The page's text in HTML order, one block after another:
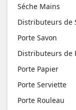
Séche Mains
Distributeurs de
Porte Savon
Distributeurs de
Porte Papier
Porte Serviette
Porte Rouleau